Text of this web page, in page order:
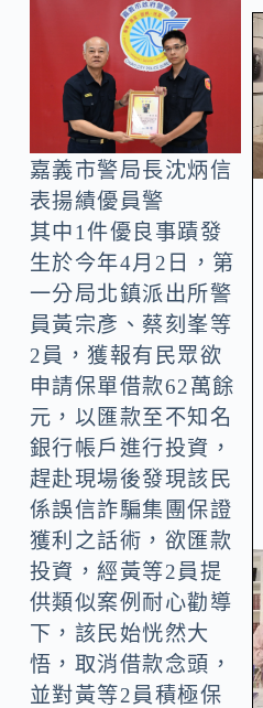
嘉義市警局長沈炳信
表揚績優員警
其中1件優良事蹟發
生於今年4月2日，第
一分局北鎮派出所警
員黃宗彥、蔡刻峯等
2員，獲報有民眾欲
申請保單借款62萬餘
元，以匯款至不知名
銀行帳戶進行投資，
趕赴現場後發現該民
係誤信詐騙集團保證
獲利之話術，欲匯款
投資，經黃等2員提
供類似案例耐心勸導
下，該民始恍然大
悟，取消借款念頭，
並對黃等2員積極保